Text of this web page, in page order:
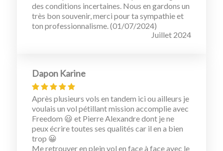
des conditions incertaines. Nous en gardons un
très bon souvenir, merci pour ta sympathie et
ton professionnalisme. (01/07/2024)
Juillet 2024
Dapon Karine
Après plusieurs vols en tandem ici ou ailleurs je
voulais un vol pétillant mission accomplie avec
Freedom 😃 et Pierre Alexandre dont je ne
peux écrire toutes ses qualités car il en a bien
trop 😀
Me retrouver en plein vol en face à face avec le